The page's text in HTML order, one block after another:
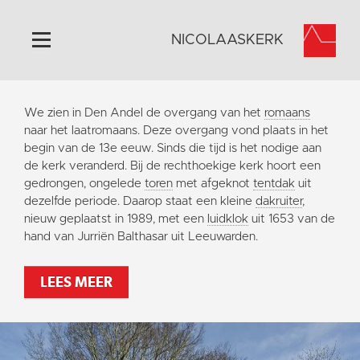
Home
Algemeen
Historie
Omgeving
Activiteiten
Steun ons
Contact
Vaktaal
NICOLAASKERK
We zien in Den Andel de overgang van het romaans
naar het laatromaans. Deze overgang vond plaats in het
begin van de 13e eeuw. Sinds die tijd is het nodige aan
de kerk veranderd. Bij de rechthoekige kerk hoort een
gedrongen, ongelede toren met afgeknot tentdak uit
dezelfde periode. Daarop staat een kleine dakruiter,
nieuw geplaatst in 1989, met een luidklok uit 1653 van de
hand van Jurriën Balthasar uit Leeuwarden.
LEES MEER